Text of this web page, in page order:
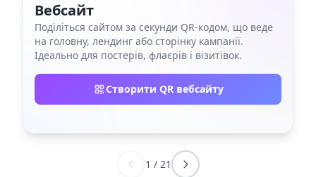
Вебсайт
Поділіться сайтом за секунди QR‑кодом, що веде
на головну, лендинг або сторінку кампанії.
Ідеально для постерів, флаєрів і візитівок.
Створити QR вебсайту
1 / 21